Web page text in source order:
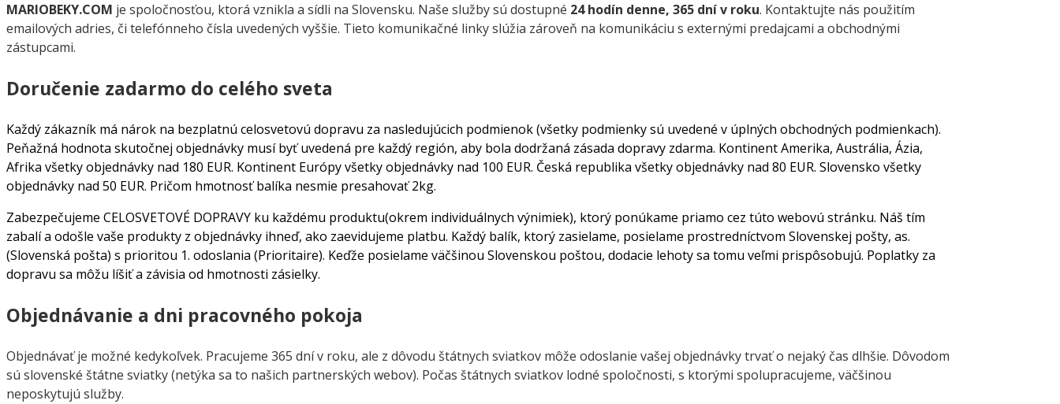
MARIOBEKY.COM je spoločnosťou, ktorá vznikla a sídli na Slovensku. Naše služby sú dostupné 24 hodín denne, 365 dní v roku. Kontaktujte nás použitím
emailových adries, či telefónneho čísla uvedených vyššie. Tieto komunikačné linky slúžia zároveň na komunikáciu s externými predajcami a obchodnými
zástupcami.
Doručenie zadarmo do celého sveta
Každý zákazník má nárok na bezplatnú celosvetovú dopravu za nasledujúcich podmienok (všetky podmienky sú uvedené v úplných obchodných podmienkach).
Peňažná hodnota skutočnej objednávky musí byť uvedená pre každý región, aby bola dodržaná zásada dopravy zdarma. Kontinent Amerika, Austrália, Ázia,
Afrika všetky objednávky nad 180 EUR. Kontinent Európy všetky objednávky nad 100 EUR. Česká republika všetky objednávky nad 80 EUR. Slovensko všetky
objednávky nad 50 EUR. Pričom hmotnosť balíka nesmie presahovať 2kg.
Zabezpečujeme CELOSVETOVÉ DOPRAVY ku každému produktu(okrem individuálnych výnimiek), ktorý ponúkame priamo cez túto webovú stránku. Náš tím
zabalí a odošle vaše produkty z objednávky ihneď, ako zaevidujeme platbu. Každý balík, ktorý zasielame, posielame prostredníctvom Slovenskej pošty, as.
(Slovenská pošta) s prioritou 1. odoslania (Prioritaire). Keďže posielame väčšinou Slovenskou poštou, dodacie lehoty sa tomu veľmi prispôsobujú. Poplatky za
dopravu sa môžu líšiť a závisia od hmotnosti zásielky.
Objednávanie a dni pracovného pokoja
Objednávať je možné kedykoľvek. Pracujeme 365 dní v roku, ale z dôvodu štátnych sviatkov môže odoslanie vašej objednávky trvať o nejaký čas dlhšie. Dôvodom
sú slovenské štátne sviatky (netýka sa to našich partnerských webov). Počas štátnych sviatkov lodné spoločnosti, s ktorými spolupracujeme, väčšinou
neposkytujú služby.